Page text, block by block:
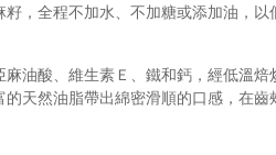
，全程不加水、不加糖或添加油，
麻油酸、維生素Ｅ、鐵和鈣，經低溫
天然油脂帶出綿密滑順的口感，在